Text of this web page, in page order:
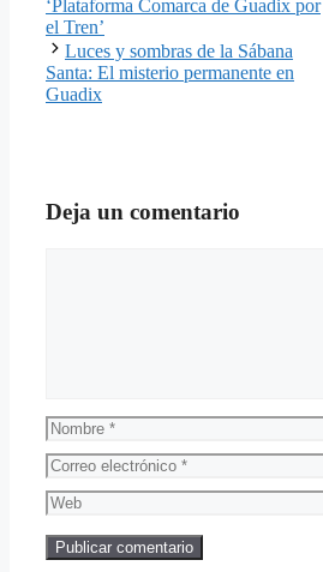
‘Plataforma Comarca de Guadix por
el Tren’
Luces y sombras de la Sábana
Santa: El misterio permanente en
Guadix
Deja un comentario
Nombre
Correo
electrónico
Web